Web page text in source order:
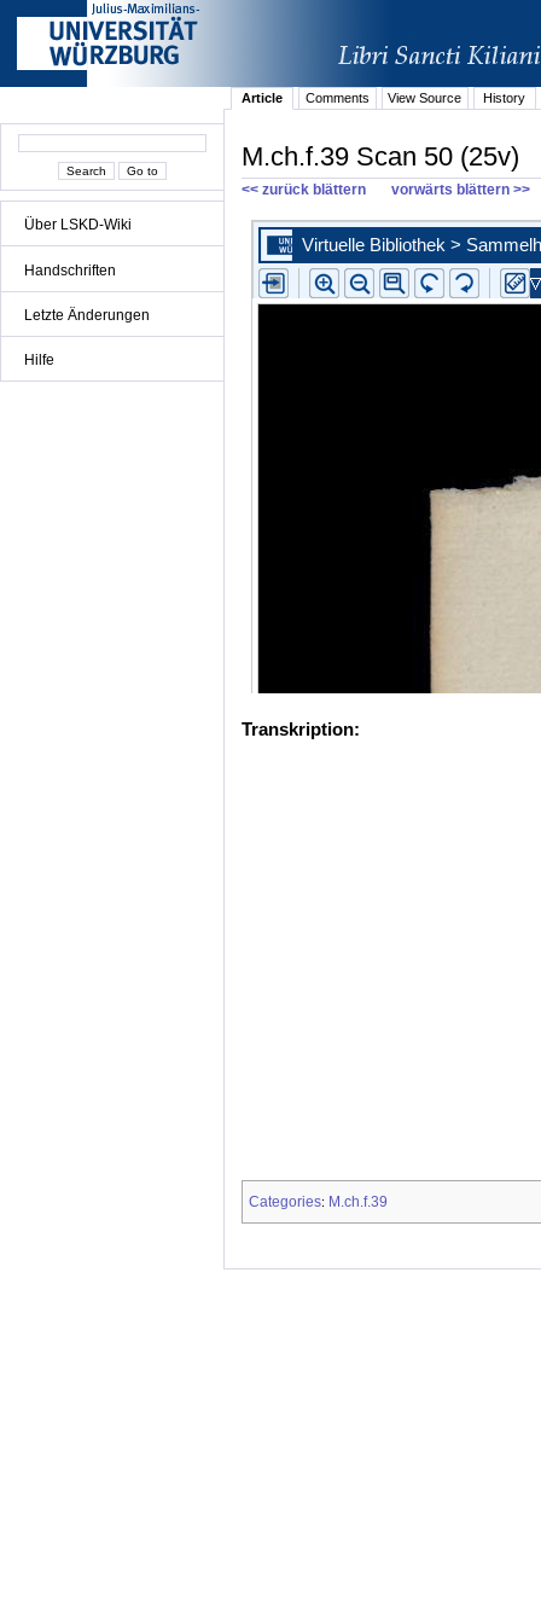
Über LSKD-Wiki
Handschriften
Letzte Änderungen
Hilfe
Article Comments View Source History
M.ch.f.39 Scan 50 (25v)
<< zurück blättern vorwärts blättern >>
Transkription:
Categories: M.ch.f.39